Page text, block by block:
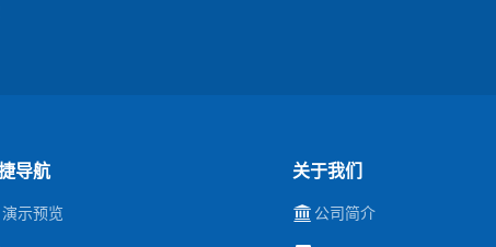
导航
演示预览
关于我们
公司简介